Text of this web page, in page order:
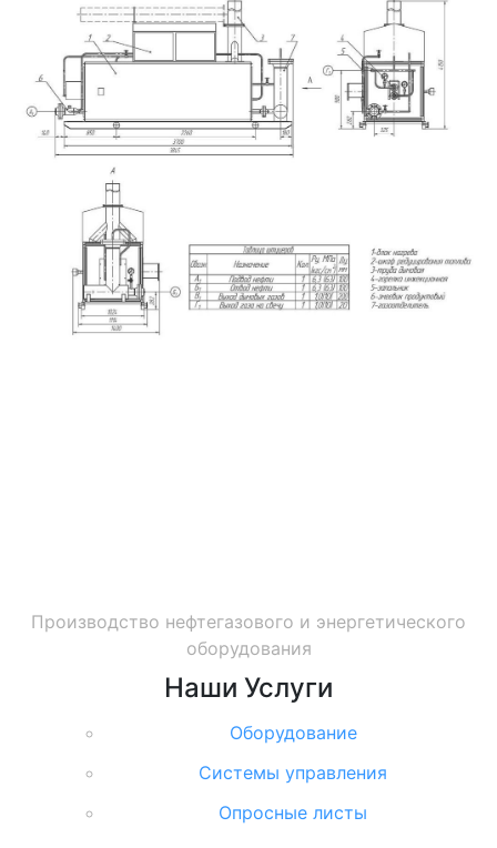
Производство нефтегазового и энергетического
оборудования
Наши Услуги
Оборудование
Системы управления
Опросные листы